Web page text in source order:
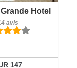
Hotel
avis
147